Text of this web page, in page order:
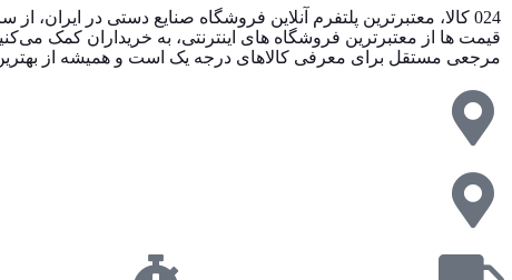
مرجعی مستقل برای معرفی کالاهای درجه یک است و همیشه از بهترین